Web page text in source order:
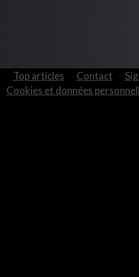
Top articles Contact
Cookies et données